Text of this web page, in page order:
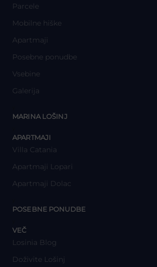
Parcele
Mobilne hiške
Apartmaji
Posebne ponudbe
Vsebine
Galerija
MARINA LOŠINJ
APARTMAJI
Villa Catania
Apartmaji Lopari
Apartmaji Dolac
POSEBNE PONUDBE
VEČ
Losinia Blog
Doživite Lošinj